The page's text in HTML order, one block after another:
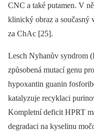
CNC a také putamen. V
klinický obraz a současný
za ChAc [25].
Lesch Nyhanův syndrom
způsobená mutací genu
hypoxantin guanin
katalyzuje recyklaci
Kompletní deficit HPRT
degradaci na kyselinu